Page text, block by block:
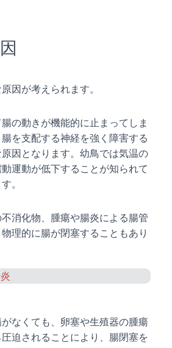
因が考えられます。
の動きが機能的に止まってしま
を支配する神経を強く障害する
因となります。幼鳥では気温の
運動が低下することが知られて
。
消化物、腫瘍や腸炎による腸管
理的に腸が閉塞することもあり
なくても、卵塞や生殖器の腫瘍
迫されることにより、腸閉塞を